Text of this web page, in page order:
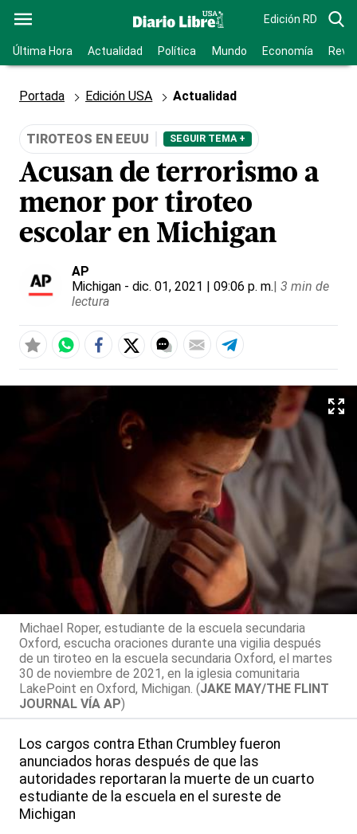
Edición RD
Última Hora Actualidad Política Mundo Economía
Portada Edición USA Actualidad
TIROTEOS EN EEUU SEGUIR TEMA +
Acusan de terrorismo a
menor por tiroteo
escolar en Michigan
AP
Michigan - dic. 01, 2021 | 09:06 p. m.| 3 min de
lectura
Michael Roper, estudiante de la escuela secundaria
Oxford, escucha oraciones durante una vigilia después
de un tiroteo en la escuela secundaria Oxford, el martes
30 de noviembre de 2021, en la iglesia comunitaria
LakePoint en Oxford, Michigan. (JAKE MAY/THE FLINT
JOURNAL VÍA AP)
Los cargos contra Ethan Crumbley fueron
anunciados horas después de que las
autoridades reportaran la muerte de un cuarto
estudiante de la escuela en el sureste de
Michigan